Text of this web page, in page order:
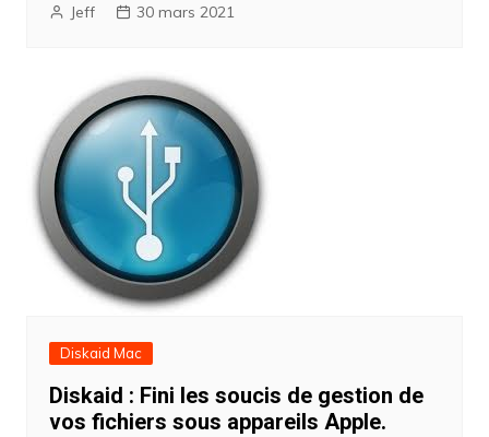
Jeff 30 mars 2021
Diskaid Mac
Diskaid : Fini les soucis de gestion de
vos fichiers sous appareils Apple.